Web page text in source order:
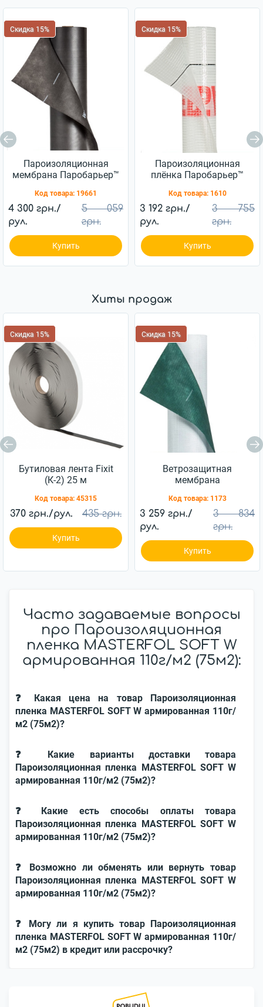
Скидка 15%
Пароизоляционная
мембрана Паробарьер™
(75м2)
Код товара: 19661
4 300 грн./
рул.
5 059
грн.
Купить
Скидка 15%
Пароизоляционная
плёнка Паробарьер™
(75м2)
Код товара: 1610
3 192 грн./
рул.
3 755
грн.
Купить
Хиты продаж
Скидка 15%
Бутиловая лента Fixit
(К-2) 25 м
Код товара: 45315
370 грн./рул. 435 грн.
Купить
Скидка 15%
Ветрозащитная
мембрана
85г/м2 (75м2)
Код товара: 1173
3 259 грн./
рул.
3 834
грн.
Купить
Часто задаваемые вопросы
про Пароизоляционная
пленка MASTERFOL SOFT W
армированная 110г/м2 (75м2):
❓ Какая цена на товар Пароизоляционная
пленка MASTERFOL SOFT W армированная 110г/
м2 (75м2)?
❓ Какие варианты доставки товара
Пароизоляционная пленка MASTERFOL SOFT W
армированная 110г/м2 (75м2)?
❓ Какие есть способы оплаты товара
Пароизоляционная пленка MASTERFOL SOFT W
армированная 110г/м2 (75м2)?
❓ Возможно ли обменять или вернуть товар
Пароизоляционная пленка MASTERFOL SOFT W
армированная 110г/м2 (75м2)?
❓ Могу ли я купить товар Пароизоляционная
пленка MASTERFOL SOFT W армированная 110г/
м2 (75м2) в кредит или рассрочку?